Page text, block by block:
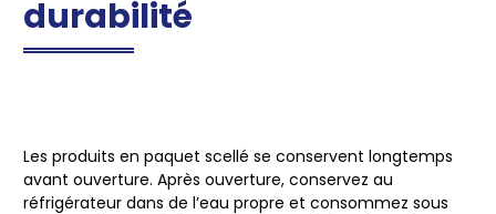
durabilité
Les produits en paquet scellé se conservent longtemps
avant ouverture. Après ouverture, conservez au
réfrigérateur dans de l’eau propre et consommez sous